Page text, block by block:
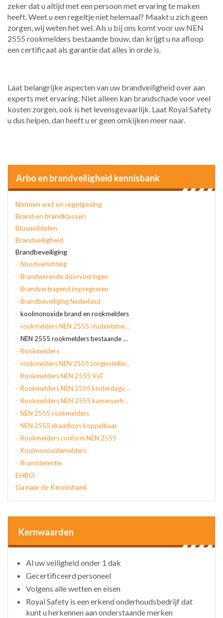
zeker dat u altijd met een persoon met ervaring te maken
heeft. Weet u een regeltje niet helemaal? Maakt u zich geen
zorgen, wij weten het wel. Als u bij ons komt voor uw NEN
2555 rookmelders bestaande bouw, dan krijgt u na afloop
een certificaat als garantie dat alles in orde is.
Laat belangrijke aspecten van uw brandveiligheid over aan
experts met ervaring. Niet alleen kan brandschade voor veel
kosten zorgen, ook is het levensgevaarlijk. Laat Royal Safety
u dus helpen, dan heeft u er geen omkijken meer naar.
Arbo en brandveiligheid kennisbank
Normen wet en regelgeving
Brand en brandklassen
Blusmiddelen
Brandveiligheid
Brandbeveiliging
Noodverlichting
Brandwerende doorvoeringen
Brandvertragend impregneren
Brandbeveiliging Nederland
koolmonoxide brand en rookmelders
rookmelders NEN 2555 studentenwoning
NEN 2555 rookmelders bestaande bouw
Rookmelders
rookmelders NEN 2555 zorginstellingen
Rookmelders NEN 2555 VvE
Rookmelders NEN 2555 kinderdagverblijf
Rookmelders NEN 2555 kamerverhuur
NEN 2555 rookmelders
NEN 2555 draadloos koppelbaar
Rookmelders conform NEN 2555
Koolmonoxidemelders
Branddetectie
EHBO
Ga naar de Kennisbank
Kernwaarden
Al uw veiligheid onder 1 dak
Gecertificeerd personeel
Volgens alle wetten en eisen
Royal Safety is een erkend onderhoudsbedrijf dat
kunt u herkennen aan onderstaande merken